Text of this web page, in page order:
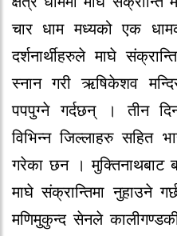
चार धाम मध्यको एक
दर्शनार्थीहरुले माघे
स्नान गरी ऋषिकेशव
पपपुग्ने गर्दछन् । तीन
विभिन्न जिल्लाहरु सहित
गरेका छन । मुक्तिनाथबाट
माघे संक्रान्तिमा नुहाउने
मणिमुकुन्द सेनले